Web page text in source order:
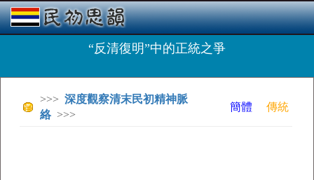
“反清復明”中的正統之爭
>>> 深度觀察清末民初精神脈
絡 >>>
簡體 傳統